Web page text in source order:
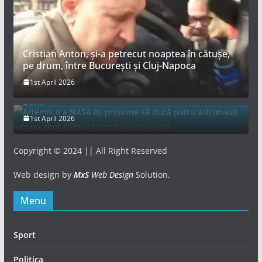
Cristian Anton, și-a petrecut noaptea în cătușe,
pe drum, între București și Cluj-Napoca
1st April 2026
Artemis II a NASA își propune să ducă patru
astronauți într-un zbor spațial record în jurul
Lunii
1st April 2026
Copyright © 2024 || All Right Reserved
Web design by MxSWeb DesignSolution.
Menu
Sport
Politica